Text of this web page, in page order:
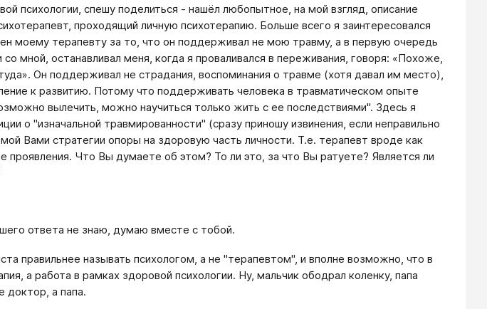
психологии, спешу поделиться - нашёл любопытное, на мой взгляд, описание
проходящий личную психотерапию. Больше всего я заинтересовался
моему терапевту за то, что он поддерживал не мою травму, а в первую очередь
мной, останавливал меня, когда я проваливался в переживания, говоря: «Похоже,
Он поддерживал не страдания, воспоминания о травме (хотя давал им место),
к развитию. Потому что поддерживать человека в травматическом опыте
вылечить, можно научиться только жить с ее последствиями". Здесь я
о "изначальной травмированности" (сразу приношу извинения, если неправильно
Вами стратегии опоры на здоровую часть личности. Т.е. терапевт вроде как
проявления. Что Вы думаете об этом? То ли это, за что Вы ратуете? Является ли
ответа не знаю, думаю вместе с тобой.
правильнее называть психологом, а не "терапевтом", и вполне возможно, что в
а работа в рамках здоровой психологии. Ну, мальчик ободрал коленку, папа
доктор, а папа.